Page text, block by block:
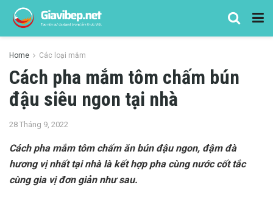
Home Các loại mắm
Cách pha mắm tôm chấm bún
đậu siêu ngon tại nhà
28 Tháng 9, 2022
Cách pha mắm tôm chấm ăn bún đậu ngon, đậm đà
hương vị nhất tại nhà là kết hợp pha cùng nước cốt tắc
cùng gia vị đơn giản như sau.